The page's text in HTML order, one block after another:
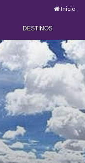
Inicio
DESTINOS